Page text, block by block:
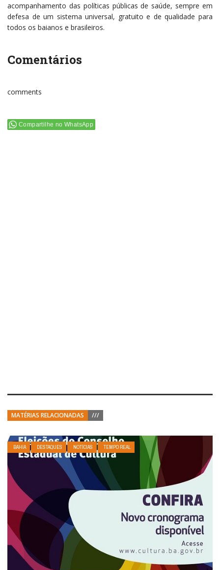
acompanhamento das políticas públicas de saúde, sempre em
defesa de um sistema universal, gratuito e de qualidade para
todos os baianos e brasileiros.
Comentários
comments
Compartilhe no WhatsApp
MATÉRIAS RELACIONADAS ///
BAHIA DESTAQUES NOTÍCIAS TEMPO REAL